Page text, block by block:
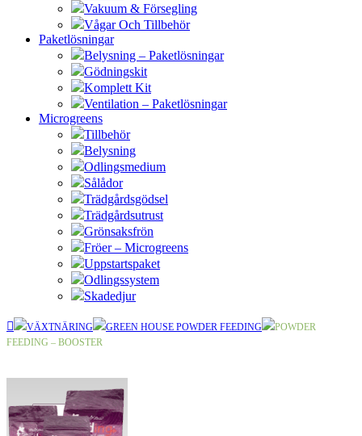
Vakuum & Försegling
Vågar Och Tillbehör
Paketlösningar
Belysning – Paketlösningar
Gödningskit
Komplett Kit
Ventilation – Paketlösningar
Microgreens
Tillbehör
Belysning
Odlingsmedium
Sålådor
Trädgårdsgödsel
Trädgårdsutrust
Grönsaksfrön
Fröer – Microgreens
Uppstartspaket
Odlingssystem
Skadedjur
VÄXTNÄRING GREEN HOUSE POWDER FEEDING
POWDER
FEEDING – BOOSTER